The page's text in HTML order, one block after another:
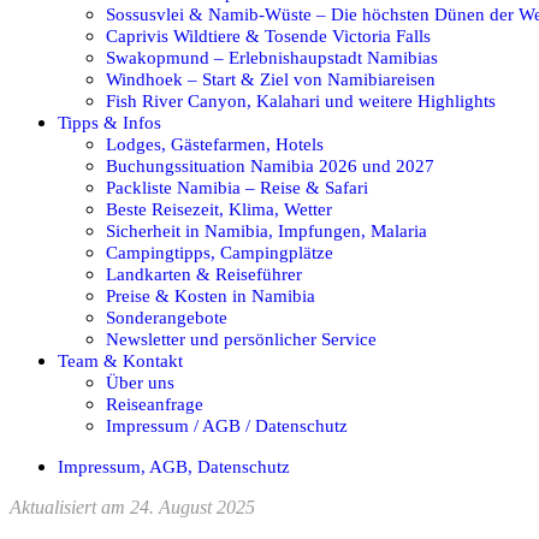
Sossusvlei & Namib-Wüste – Die höchsten Dünen der
Caprivis Wildtiere & Tosende Victoria Falls
Swakopmund – Erlebnishaupstadt Namibias
Windhoek – Start & Ziel von Namibiareisen
Fish River Canyon, Kalahari und weitere Highlights
Tipps & Infos
Lodges, Gästefarmen, Hotels
Buchungssituation Namibia 2026 und 2027
Packliste Namibia – Reise & Safari
Beste Reisezeit, Klima, Wetter
Sicherheit in Namibia, Impfungen, Malaria
Campingtipps, Campingplätze
Landkarten & Reiseführer
Preise & Kosten in Namibia
Sonderangebote
Newsletter und persönlicher Service
Team & Kontakt
Über uns
Reiseanfrage
Impressum / AGB / Datenschutz
Impressum, AGB, Datenschutz
Aktualisiert am 24. August 2025